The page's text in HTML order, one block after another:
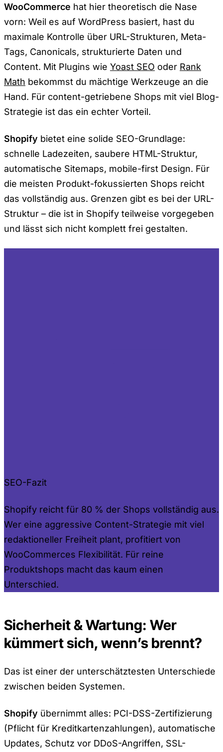
WooCommerce hat hier theoretisch die Nase
vorn: Weil es auf WordPress basiert, hast du
maximale Kontrolle über URL-Strukturen, Meta-
Tags, Canonicals, strukturierte Daten und
Content. Mit Plugins wie Yoast SEO oder Rank
Math bekommst du mächtige Werkzeuge an die
Hand. Für content-getriebene Shops mit viel Blog-
Strategie ist das ein echter Vorteil.
Shopify bietet eine solide SEO-Grundlage:
schnelle Ladezeiten, saubere HTML-Struktur,
automatische Sitemaps, mobile-first Design. Für
die meisten Produkt-fokussierten Shops reicht
das vollständig aus. Grenzen gibt es bei der URL-
Struktur – die ist in Shopify teilweise vorgegeben
und lässt sich nicht komplett frei gestalten.
SEO-Fazit
Shopify reicht für 80 % der Shops vollständig aus.
Wer eine aggressive Content-Strategie mit viel
redaktioneller Freiheit plant, profitiert von
WooCommerces Flexibilität. Für reine
Produktshops macht das kaum einen
Unterschied.
Sicherheit & Wartung: Wer
kümmert sich, wenn’s brennt?
Das ist einer der unterschätztesten Unterschiede
zwischen beiden Systemen.
Shopify übernimmt alles: PCI-DSS-Zertifizierung
(Pflicht für Kreditkartenzahlungen), automatische
Updates, Schutz vor DDoS-Angriffen, SSL-